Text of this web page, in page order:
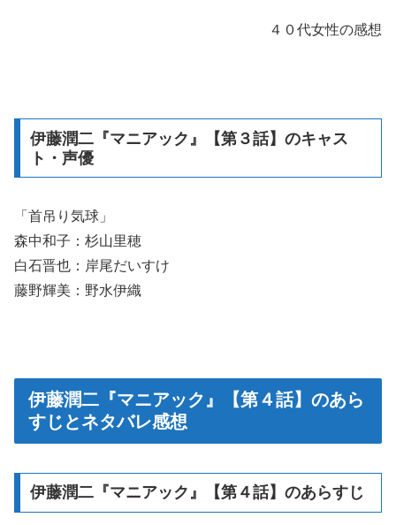
４０代女性の感想
伊藤潤二『マニアック』【第３話】のキャス
ト・声優
「首吊り気球」
森中和子：杉山里穂
白石晋也：岸尾だいすけ
藤野輝美：野水伊織
伊藤潤二『マニアック』【第４話】のあら
すじとネタバレ感想
伊藤潤二『マニアック』【第４話】のあらすじ